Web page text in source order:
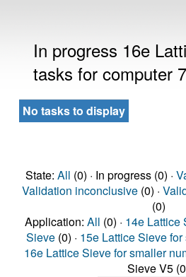
In progress 16e
tasks for computer
No tasks to display
State: All (0) · In progress (0) ·
Validation inconclusive(0) ·
(0)
Application: All (0) · 14e Lattice
Sieve (0) · 15e Lattice Sieve
16e Lattice Sieve for smaller
Sieve V5